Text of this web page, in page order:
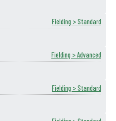
Fielding > Standard
Fielding > Advanced
Fielding > Standard